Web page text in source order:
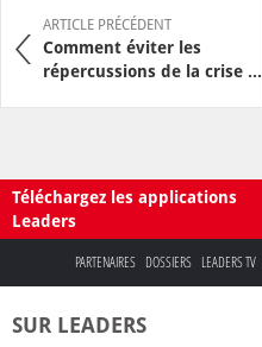
ARTICLE PRÉCÉDENT
Comment éviter les
répercussions de la crise ...
Téléchargez les applications
Leaders
PARTENAIRES DOSSIERS LEADERS TV
SUR LEADERS